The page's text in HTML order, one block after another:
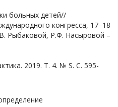
больных детей//
конгресса, 17–18
Рыбаковой, Р.Ф. Насыровой –
2019. Т. 4. № S. С. 595-